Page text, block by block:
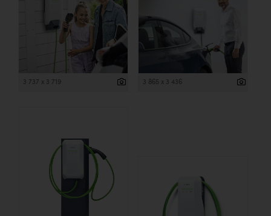
3 737 x 3 719 3 865 x 3 436